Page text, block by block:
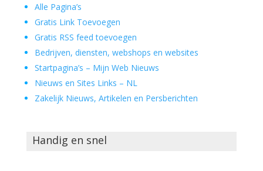
Alle Pagina’s
Gratis Link Toevoegen
Gratis RSS feed toevoegen
Bedrijven, diensten, webshops en websites
Startpagina’s – Mijn Web Nieuws
Nieuws en Sites Links – NL
Zakelijk Nieuws, Artikelen en Persberichten
Handig en snel